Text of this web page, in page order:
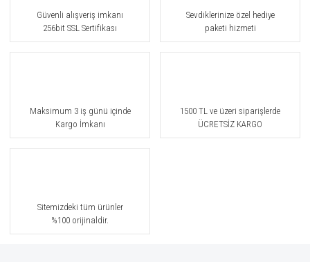
Güvenli alışveriş imkanı
256bit SSL Sertifikası
Sevdiklerinize özel hediye
paketi hizmeti
Maksimum 3 iş günü içinde
Kargo İmkanı
1500 TL ve üzeri siparişlerde
ÜCRETSİZ KARGO
Sitemizdeki tüm ürünler
%100 orijinaldir.